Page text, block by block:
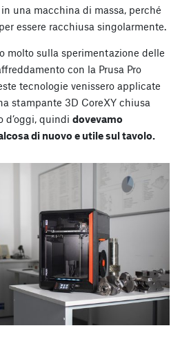
una macchina di massa, perché
essere racchiusa singolarmente.
molto sulla sperimentazione delle
con la Prusa Pro
tecnologie venissero applicate
stampante 3D CoreXY chiusa
d’oggi, quindi dovevamo
di nuovo e utile sul tavolo.